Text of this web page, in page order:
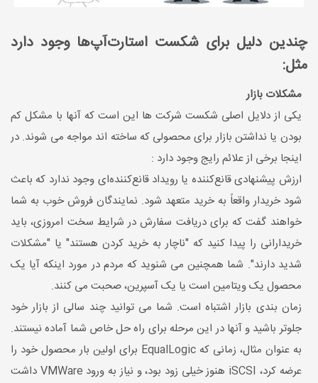
چندین دلیل برای شکست استارت‌آپ‌ها وجود دارد
مثل:
مشکلات بازار
یکی از دلایل اصلی شکست شرکت ها این است که آنها با مشکل کم
بودن یا نداشتن بازار برای محصولی که ساخته اند مواجه می شوند. در
اینجا برخی از علائم رایج وجود دارد :
ارزش پیشنهادی قانع‌کننده یا رویداد قانع‌کننده‌ای وجود ندارد که باعث
شود خریدار واقعاً به خرید متعهد شود. نمایندگان فروش خوب به شما
خواهند گفت که برای دریافت سفارش در شرایط سخت امروزی، باید
خریدارانی را پیدا کنید که "ناچار به خرید کردن هستند" یا "مشکلات
شدید دارند". شما همچنین می شنوید که مردم در مورد اینکه آیا یک
محصول یک ویتامین است یا یک آسپرین، صحبت می کنند.
زمان بندی بازار اشتباه است. شما می توانید چند سالی از بازار خود
جلوتر باشید و آنها در این مرحله برای راه حل خاص شما آماده نیستند.
به عنوان مثال، زمانی که EqualLogic برای اولین بار محصول خود را
عرضه کرد، iSCSI هنوز خیلی زود بود، و نیاز به ورود VMWare داشت